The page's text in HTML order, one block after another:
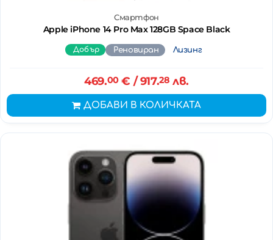
Смартфон
Apple iPhone 14 Pro Max 128GB Space Black
Добър Реновиран Лизинг
469.00€ / 917.28 лв.
ДОБАВИ В КОЛИЧКАТА